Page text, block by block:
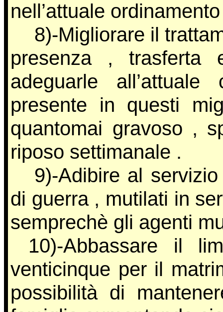
nell’attuale
8)-Migliorare il
presenza ,
adeguarle
presente in questi
quantomai gravoso ,
riposo settimanale .
9)-Adibire al
di guerra , mutilati in
semprechè gli agenti
10)-Abbassare il
venticinque per il
possibilità di